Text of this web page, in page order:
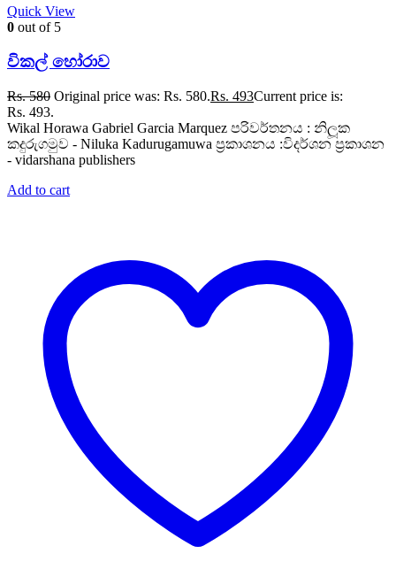
Quick View
0 out of 5
විකල් හෝරාව
Rs.580 Original price was: Rs. 580.Rs. 493Current price is:
Rs. 493.
Wikal Horawa Gabriel Garcia Marquez පරිවර්තනය : නිලූක
කදුරුගමුව - Niluka Kadurugamuwa ප්‍රකාශනය :විදර්ශන ප්‍රකාශන
- vidarshana publishers
Add to cart